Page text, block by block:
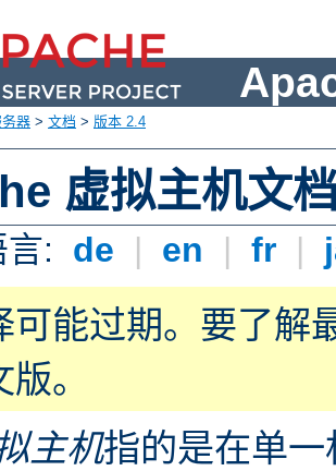
器 > 文档 > 版本 2.4
虚拟主机文
: de | en | fr |
可能过期。要了解
。
主机指的是在单